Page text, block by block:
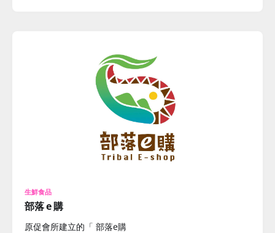
生鮮食品
部落 e 購
原促會所建立的「 部落e購